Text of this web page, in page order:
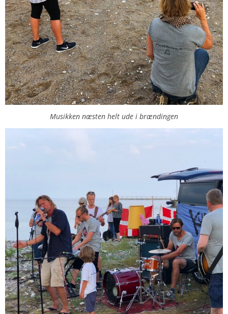
Musikken næsten helt ude i brændingen